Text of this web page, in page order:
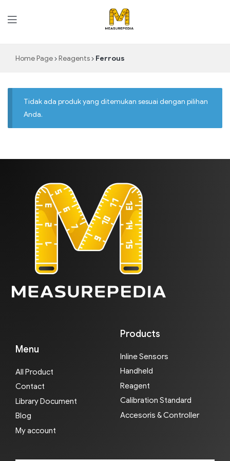
Home Page Reagents Ferrous
Tidak ada produk yang ditemukan sesuai dengan pilihan
Anda.
Menu
All Product
Contact
Library Document
Blog
My account
Products
Inline Sensors
Handheld
Reagent
Calibration Standard
Accesoris & Controller